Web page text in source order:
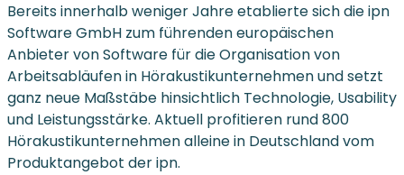
Bereits innerhalb weniger Jahre etablierte sich die ipn
Software GmbH zum führenden europäischen
Anbieter von Software für die Organisation von
Arbeitsabläufen in Hörakustikunternehmen und setzt
ganz neue Maßstäbe hinsichtlich Technologie, Usability
und Leistungsstärke. Aktuell profitieren rund 800
Hörakustikunternehmen alleine in Deutschland vom
Produktangebot der ipn.